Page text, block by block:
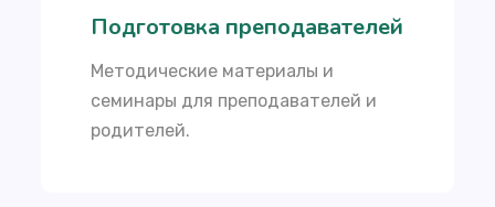
Подготовка преподавателей
Методические материалы и
семинары для преподавателей и
родителей.